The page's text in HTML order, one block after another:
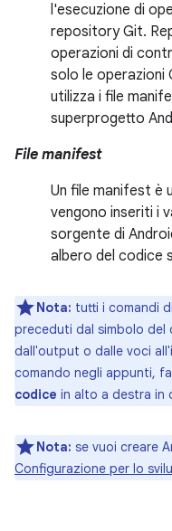
l'esecuzione di
repository Git.
operazioni di
solo le operazioni
utilizza i file
superprogetto
File manifest
Un file manifest è
vengono inseriti i
sorgente di
albero del codice
Nota: tutti i comandi
preceduti dal simbolo del
dall'output o dalle voci
comando negli appunti,
codice in alto a destra in
Nota: se vuoi creare
Configurazione per lo